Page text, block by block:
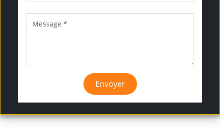
Envoyer